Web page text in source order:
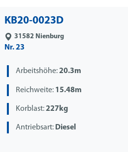
KB20-0023D
31582 Nienburg
Nr. 23
Arbeitshöhe:20.3m
Reichweite: 15.48m
Korblast:227kg
Antriebsart: Diesel